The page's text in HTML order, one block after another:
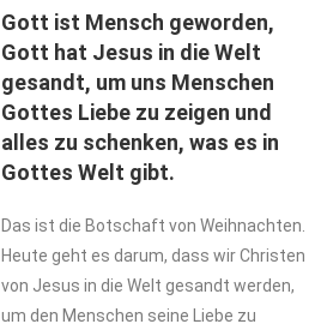
Gott ist Mensch geworden,
Gott hat Jesus in die Welt
gesandt, um uns Menschen
Gottes Liebe zu zeigen und
alles zu schenken, was es in
Gottes Welt gibt.
Das ist die Botschaft von Weihnachten.
Heute geht es darum, dass wir Christen
von Jesus in die Welt gesandt werden,
um den Menschen seine Liebe zu